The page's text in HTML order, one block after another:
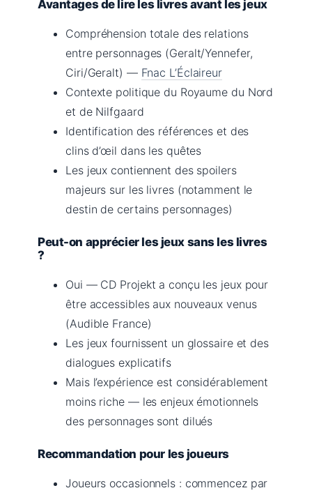
Avantages de lire les livres avant les jeux
Compréhension totale des relations
entre personnages (Geralt/Yennefer,
Ciri/Geralt) — Fnac L’Éclaireur
Contexte politique du Royaume du Nord
et de Nilfgaard
Identification des références et des
clins d’œil dans les quêtes
Les jeux contiennent des spoilers
majeurs sur les livres (notamment le
destin de certains personnages)
Peut-on apprécier les jeux sans les livres
?
Oui — CD Projekt a conçu les jeux pour
être accessibles aux nouveaux venus
(Audible France)
Les jeux fournissent un glossaire et des
dialogues explicatifs
Mais l’expérience est considérablement
moins riche — les enjeux émotionnels
des personnages sont dilués
Recommandation pour les joueurs
Joueurs occasionnels : commencez par